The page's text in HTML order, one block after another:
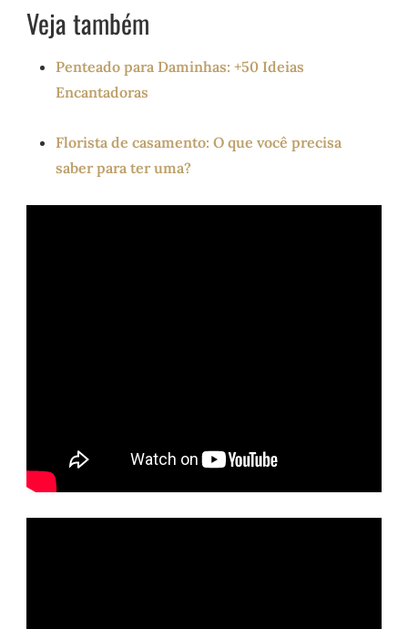
Veja também
Penteado para Daminhas: +50 Ideias
Encantadoras
Florista de casamento: O que você precisa
saber para ter uma?